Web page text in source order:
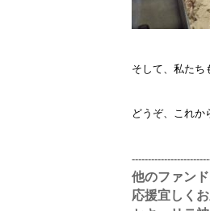
そして、私たち
どうぞ、これか
他のファン
応援宜しく